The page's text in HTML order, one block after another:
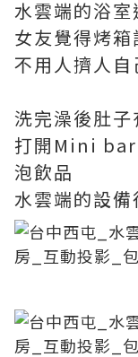
水雲端的浴
女友覺得烤
不用人擠人
洗完澡後肚子
打開Mini bar
泡飲品
水雲端的設備